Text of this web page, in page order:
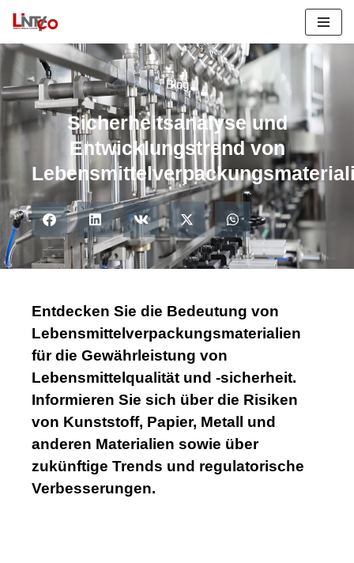
Zum
Inhalt
springen
Blog
Sicherheitsanalyse und
Entwicklungstrend von
Entdecken Sie die Bedeutung von
Lebensmittelverpackungsmaterialien
für die Gewährleistung von
Lebensmittelqualität und -sicherheit.
Informieren Sie sich über die Risiken
von Kunststoff, Papier, Metall und
anderen Materialien sowie über
zukünftige Trends und regulatorische
Verbesserungen.